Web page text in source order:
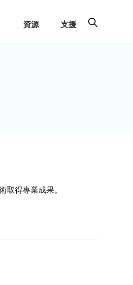
資源 支援
得專業成果。